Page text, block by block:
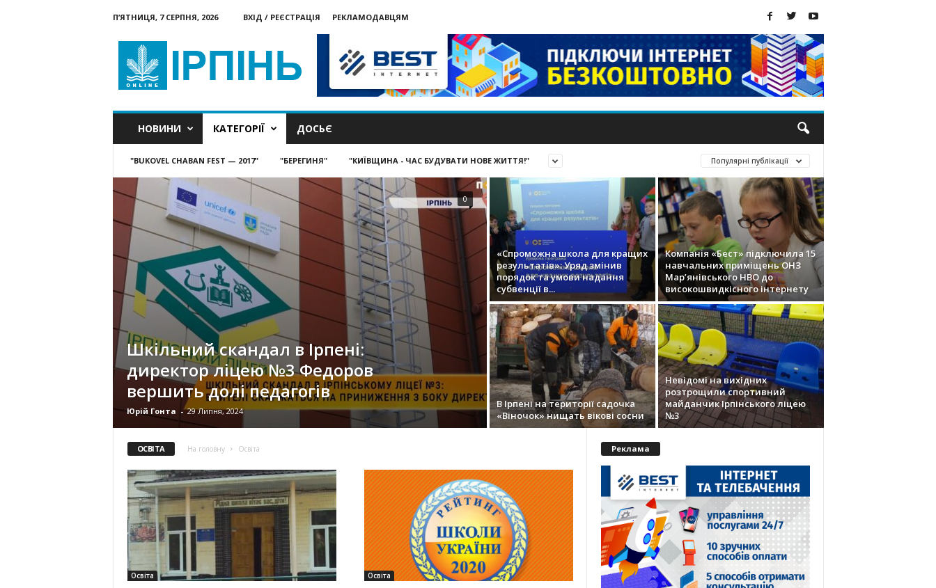
П’ЯТНИЦЯ, 7 СЕРПНЯ, 2026 ВХІД / РЕЄСТРАЦІЯ
РЕКЛАМОДАВЦЯМ
онлайн
НОВИНИ КАТЕГОРІЇ ДОСЬЄ
"BUKOVEL CHABAN FEST — 2017" "БЕРЕГИНЯ" "КИЇВЩИНА - ЧАС БУДУВАТИ НОВЕ ЖИТТЯ!" Популярні публікації
Шкільний скандал в Ірпені:
директор ліцею №3 Федоров
вершить долі педагогів
Юрій Гонта - 29 Липня, 2024
0
«Спроможна школа для кращих
результатів»: Уряд змінив
порядок та умови надання
субвенції в...
Компанія «Бест» підключила 15
навчальних приміщень ОНЗ
Мар’янівського НВО до
високошвидкісного інтернету
В Ірпені на території садочка
«Віночок» нищать вікові сосни
Невідомі на вихідних
розтрощили спортивний
майданчик Ірпінського ліцею
№3
ОСВІТА На головну Освіта
Освіта Освіта
Реклама